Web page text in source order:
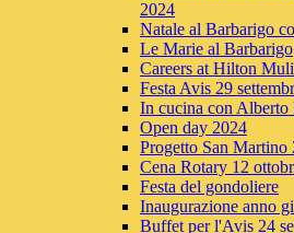
2024
Natale al Barbarigo
Le Marie al Barbarigo
Careers at Hilton
Festa Avis 29
In cucina con Alberto
Open day 2024
Progetto San Martino
Cena Rotary 12
Festa del gondoliere
Inaugurazione anno
Buffet per l'Avis 24